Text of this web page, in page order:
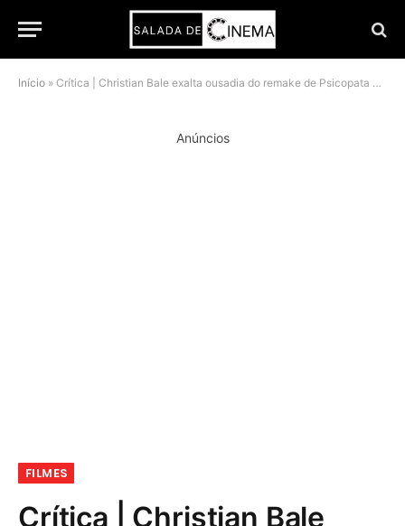
Início » Crítica | Christian Bale exalta ousadia do remake de Psicopata Americano
Anúncios
FILMES
Crítica | Christian Bale